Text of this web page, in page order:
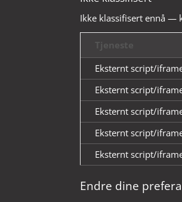
Ikke klassifisert ennå —
Tjeneste
Eksternt script/
Eksternt script/
Eksternt script/
Eksternt script/
Eksternt script/
Endre dine